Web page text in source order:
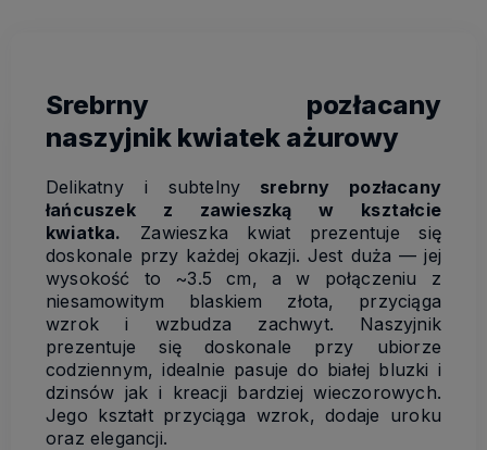
Srebrny pozłacany
naszyjnik kwiatek ażurowy
Delikatny i subtelny srebrny pozłacany
łańcuszek z zawieszką w kształcie
kwiatka. Zawieszka kwiat prezentuje się
doskonale przy każdej okazji. Jest duża — jej
wysokość to ~3.5 cm, a w połączeniu z
niesamowitym blaskiem złota, przyciąga
wzrok i wzbudza zachwyt. Naszyjnik
prezentuje się doskonale przy ubiorze
codziennym, idealnie pasuje do białej bluzki i
dzinsów jak i kreacji bardziej wieczorowych.
Jego kształt przyciąga wzrok, dodaje uroku
oraz elegancji.